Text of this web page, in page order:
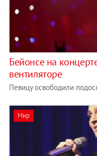
Бейонсе на
вентиляторе
Певицу освободили
Мир